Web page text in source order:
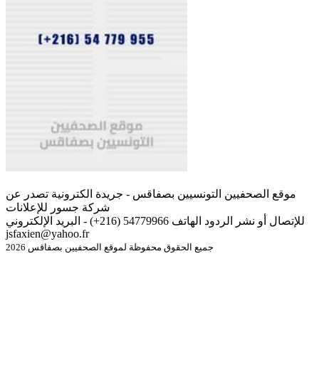
موقع الصحفيين التونسيين بصفاقس - جريدة الكترونية تصدر عن
شركة جسور للإعلانات
للإتصال أو نشر الردود الهاتف 54779966 (216+) - البريد الإلكتروني
jsfaxien@yahoo.fr
جميع الحقوق محفوظة لموقع الصحفيين بصفاقس 2026